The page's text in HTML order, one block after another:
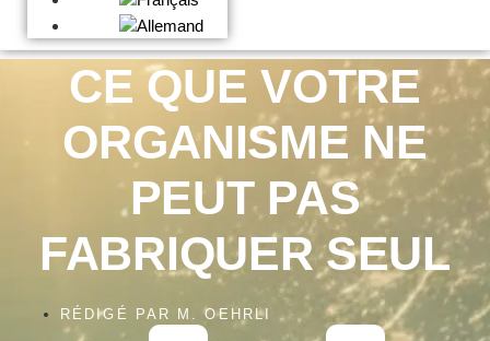
CE QUE VOTRE
ORGANISME NE
PEUT PAS
FABRIQUER SEUL
RÉDIGÉ PAR M. OEHRLI